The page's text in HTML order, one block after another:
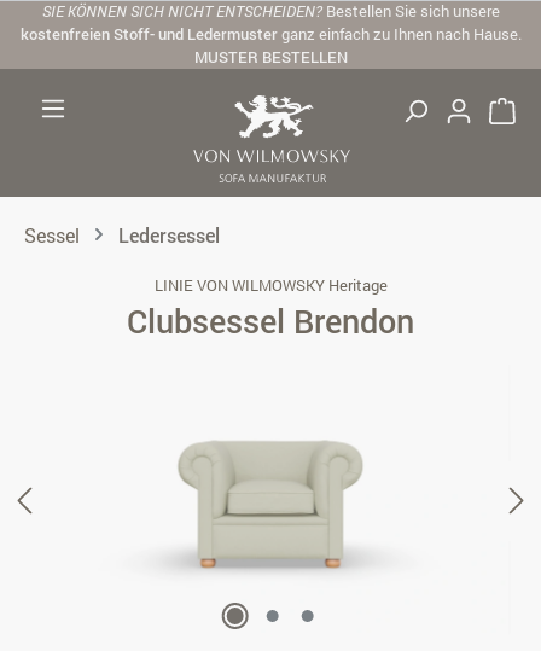
Zum Hauptinhalt springen
SIE KÖNNEN SICH NICHT ENTSCHEIDEN? Bestellen Sie sich unsere
kostenfreien Stoff- und Ledermusterganz einfach zu Ihnen nach Hause.
MUSTER BESTELLEN
Sessel Ledersessel
LINIE VON WILMOWSKY Heritage
Clubsessel Brendon